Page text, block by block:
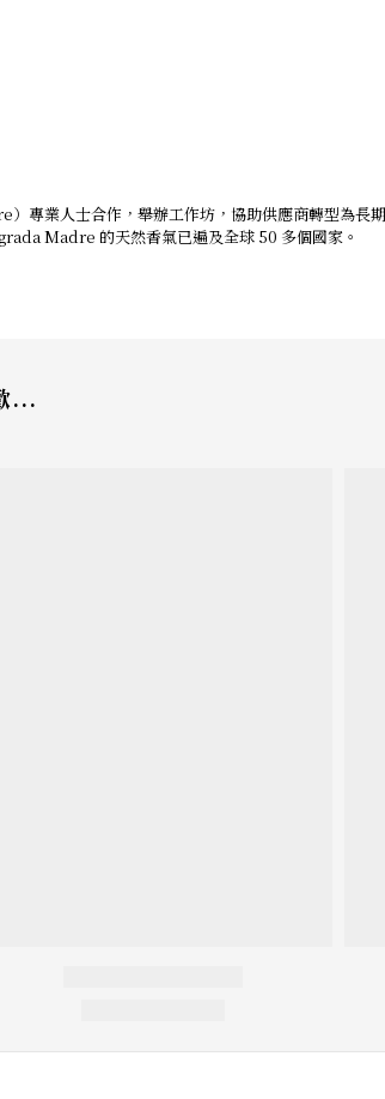
業人士合作，舉辦工作坊，協助供應商轉型為長
Madre 的天然香氣已遍及全球 50 多個國家。
...